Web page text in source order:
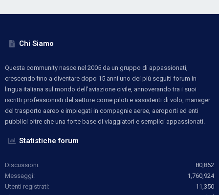
Chi Siamo
Questa community nasce nel 2005 da un gruppo di appassionati,
crescendo fino a diventare dopo 15 anni uno dei più seguiti forum in
lingua italiana sul mondo dell’aviazione civile, annoverando tra i suoi
iscritti professionisti del settore come piloti e assistenti di volo, manager
del trasporto aereo e impiegati in compagnie aeree, aeroporti ed enti
pubblici oltre che una forte base di viaggiatori e semplici appassionati.
Statistiche forum
Discussioni
80,862
Messaggi
1,760,924
Utenti registrati
11,350